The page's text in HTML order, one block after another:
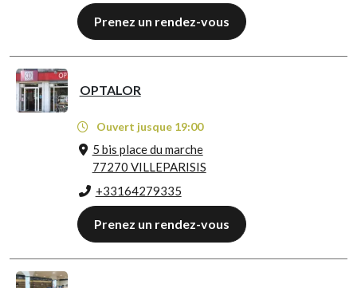
Prenez un rendez-vous
OPTALOR
Ouvert jusque 19:00
5 bis place du marche
77270 VILLEPARISIS
+33164279335
Prenez un rendez-vous